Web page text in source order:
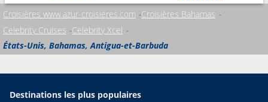
Croisières www.azur-croisieres.com Croisières Bahamas
Celebrity Cruises Celebrity Xcel
États-Unis, Bahamas, Antigua-et-Barbuda
Destinations les plus populaires